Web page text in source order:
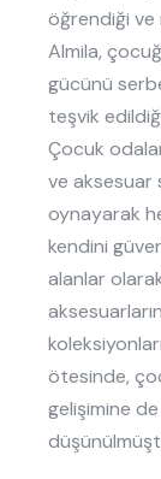
öğrendiği ve
Almila,
gücünü
teşvik
Çocuk
ve aksesuar
oynayarak
kendini
alanlar
ötesinde,
gelişimine